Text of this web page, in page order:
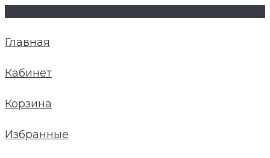
Главная
Кабинет
Корзина
Избранные